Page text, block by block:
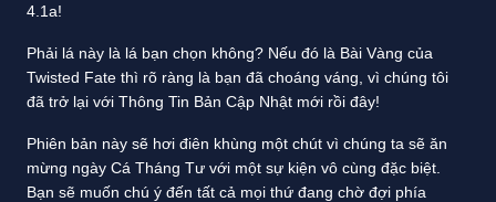
4.1a!
Phải lá này là lá bạn chọn không? Nếu đó là Bài Vàng của
Twisted Fate thì rõ ràng là bạn đã choáng váng, vì chúng tôi
đã trở lại với Thông Tin Bản Cập Nhật mới rồi đây!
Phiên bản này sẽ hơi điên khùng một chút vì chúng ta sẽ ăn
mừng ngày Cá Tháng Tư với một sự kiện vô cùng đặc biệt.
Bạn sẽ muốn chú ý đến tất cả mọi thứ đang chờ đợi phía